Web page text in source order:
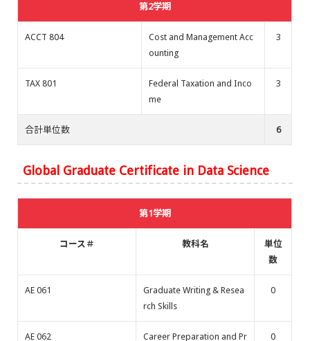
第2学期
ACCT 804
Cost and Management Acc
ounting
3
TAX 801
Federal Taxation and Inco
me
3
合計単位数 6
Global Graduate Certificate in Data Science
第1学期
コース＃ 教科名
単位
数
AE 061
Graduate Writing & Resea
rch Skills
0
AE 062 Career Preparation and Pr 0